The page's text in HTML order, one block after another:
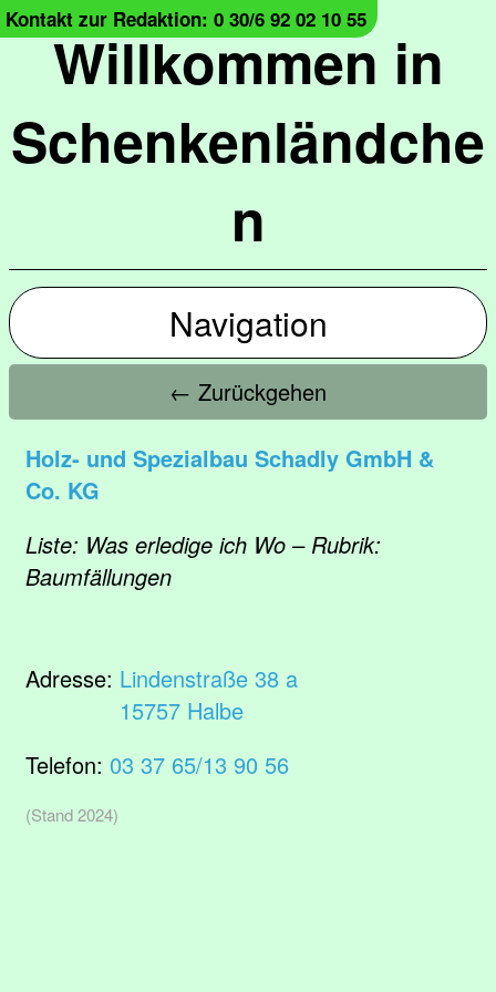
Willkommen in
Schenkenländche
n
Kontakt zur Redaktion: 0 30/6 92 02 10 55
Navigation
← Zurückgehen
Holz- und Spezialbau Schadly GmbH &
Co. KG
Liste: Was erledige ich Wo – Rubrik:
Baumfällungen
Adresse: Lindenstraße 38 a
15757 Halbe
Telefon: 03 37 65/13 90 56
(Stand 2024)